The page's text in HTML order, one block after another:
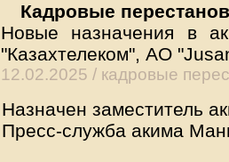
Кадровые
Новые назначения в
"Казахтелеком", АО
12.02.2025 / кадровые
Назначен заместитель
Пресс-служба акима